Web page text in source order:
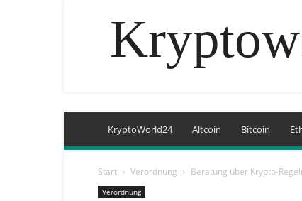
KryptoWorld24 Altcoin Bitcoin
Start Verordnung Beratung über Krypto-
Verordnung